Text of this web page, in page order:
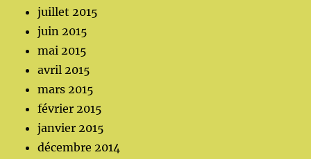
juillet 2015
juin 2015
mai 2015
avril 2015
mars 2015
février 2015
janvier 2015
décembre 2014